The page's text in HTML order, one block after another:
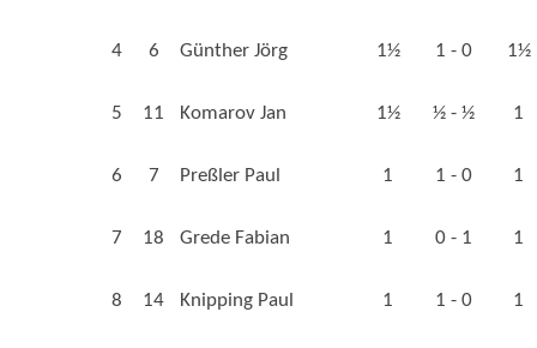
4 6 Günther Jörg 1½ 1 - 0 1½
5 11 Komarov Jan 1½ ½ - ½ 1
6 7 Preßler Paul 1 1 - 0 1
7 18 Grede Fabian 1 0 - 1 1
8 14 Knipping Paul 1 1 - 0 1